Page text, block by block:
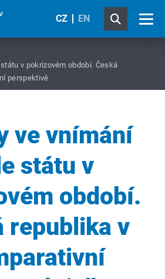
CZ EN
v pokrizovém období. Česká
perspektivě
ve vnímání
státu v
období.
republika v